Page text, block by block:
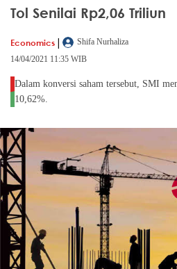
Tol Senilai Rp2,06 Triliun
Economics |
Shifa Nurhaliza
14/04/2021 11:35 WIB
Dalam konversi saham tersebut, SMI
10,62%.